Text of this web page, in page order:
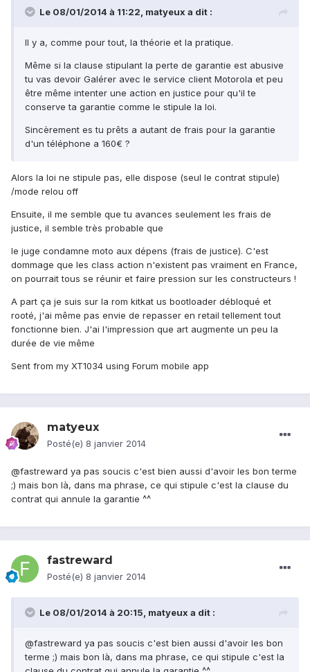
Le 08/01/2014 à 11:22, matyeux a dit :
Il y a, comme pour tout, la théorie et la pratique.
Même si la clause stipulant la perte de garantie est abusive
tu vas devoir Galérer avec le service client Motorola et peu
être même intenter une action en justice pour qu'il te
conserve ta garantie comme le stipule la loi.
Sincèrement es tu prêts a autant de frais pour la garantie
d'un téléphone a 160€ ?
Alors la loi ne stipule pas, elle dispose (seul le contrat stipule)
/mode relou off
Ensuite, il me semble que tu avances seulement les frais de
justice, il semble très probable que
le juge condamne moto aux dépens (frais de justice). C'est
dommage que les class action n'existent pas vraiment en France,
on pourrait tous se réunir et faire pression sur les constructeurs !
A part ça je suis sur la rom kitkat us bootloader débloqué et
rooté, j'ai même pas envie de repasser en retail tellement tout
fonctionne bien. J'ai l'impression que art augmente un peu la
durée de vie même
Sent from my XT1034 using Forum mobile app
matyeux
Posté(e) 8 janvier 2014
@fastreward ya pas soucis c'est bien aussi d'avoir les bon terme
;) mais bon là, dans ma phrase, ce qui stipule c'est la clause du
contrat qui annule la garantie ^^
fastreward
Posté(e) 8 janvier 2014
Le 08/01/2014 à 20:15, matyeux a dit :
@fastreward ya pas soucis c'est bien aussi d'avoir les bon
terme ;) mais bon là, dans ma phrase, ce qui stipule c'est la